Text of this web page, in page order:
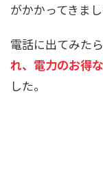
がかかってきまし
電話に出てみたら
れ、電力のお得
した。